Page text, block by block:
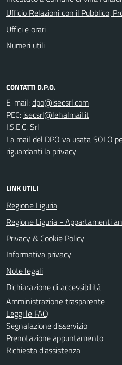
Ufficio Relazioni con il Pubblico,
Uffici e orari
Numeri utili
CONTATTI D.P.O.
E-mail:
PEC:
I.S.E.C. Srl
La mail del DPO va usata SOLO
riguardanti la privacy
LINK UTILI
Regione Liguria
Regione Liguria - Appartamenti
Privacy & Cookie Policy
Informativa privacy
Note legali
Dichiarazione di accessibilità
Amministrazione trasparente
Leggi le FAQ
Segnalazione disservizio
Prenotazione appuntamento
Richiesta d'assistenza